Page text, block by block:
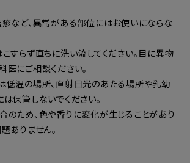
など、異常がある部位にはお使いにならな
すらず直ちに洗い流してください。目に異物
にご相談ください。
低温の場所、直射日光のあたる場所や乳幼
保管しないでください。
のため、色や香りに変化が生じることがあり
ありません。